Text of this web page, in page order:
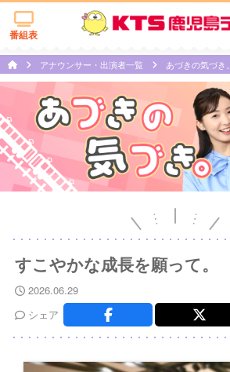
番組表
アナウンサー・出演者一覧 あづきの気づき。
すこやかな成長を願って。
2026.06.29
シェア